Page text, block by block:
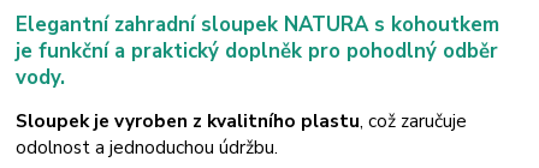
Elegantní zahradní sloupek NATURA s kohoutkem
je funkční a praktický doplněk pro pohodlný odběr
vody.
Sloupek je vyroben z kvalitního plastu, což zaručuje
odolnost a jednoduchou údržbu.